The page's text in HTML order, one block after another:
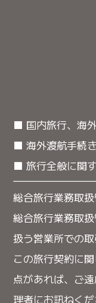
■ 国内旅行、海
■ 海外渡航手続き
■ 旅行全般に関
総合旅行業務取
総合旅行業務取
扱う営業所での取
この旅行契約に
点があれば、ご
理者にお訊ねくだ